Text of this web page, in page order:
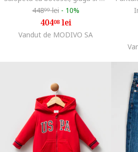
44899lei - 10%
40408lei
Vandut de MODIVO SA